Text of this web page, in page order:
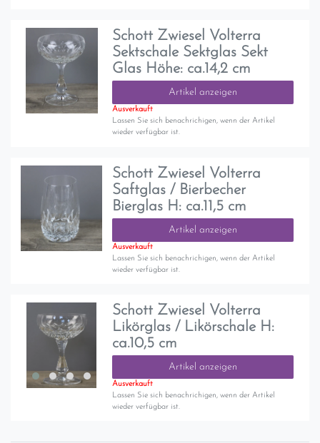
Schott Zwiesel Volterra
Sektschale Sektglas Sekt
Glas Höhe: ca.14,2 cm
Artikel anzeigen
Ausverkauft
Lassen Sie sich benachrichigen, wenn der Artikel
wieder verfügbar ist.
Schott Zwiesel Volterra
Saftglas / Bierbecher
Bierglas H: ca.11,5 cm
Artikel anzeigen
Ausverkauft
Lassen Sie sich benachrichigen, wenn der Artikel
wieder verfügbar ist.
Schott Zwiesel Volterra
Likörglas / Likörschale H:
ca.10,5 cm
Artikel anzeigen
Ausverkauft
Lassen Sie sich benachrichigen, wenn der Artikel
wieder verfügbar ist.